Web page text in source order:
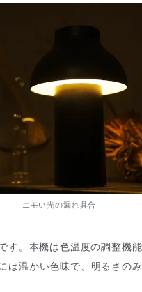
エモい光の漏れ具合
す。本機は色温度の調整機
は温かい色味で、明るさの